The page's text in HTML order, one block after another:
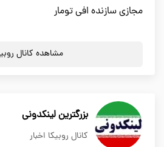
مجازی سازنده افی تومار
مشاهده کانال
بزرگترین لینکدونی
کانال روبیکا اخبار